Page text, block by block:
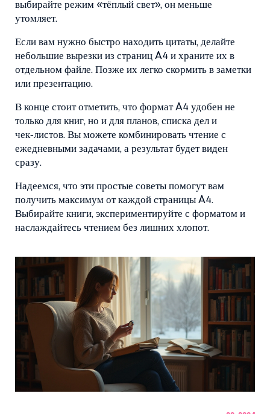
выбирайте режим «тёплый свет», он меньше
утомляет.
Если вам нужно быстро находить цитаты, делайте
небольшие вырезки из страниц A4 и храните их в
отдельном файле. Позже их легко скормить в заметки
или презентацию.
В конце стоит отметить, что формат A4 удобен не
только для книг, но и для планов, списка дел и
чек‑листов. Вы можете комбинировать чтение с
ежедневными задачами, а результат будет виден
сразу.
Надеемся, что эти простые советы помогут вам
получить максимум от каждой страницы A4.
Выбирайте книги, экспериментируйте с форматом и
наслаждайтесь чтением без лишних хлопот.